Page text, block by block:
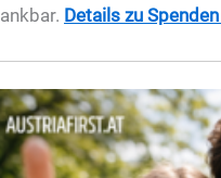
Details zu